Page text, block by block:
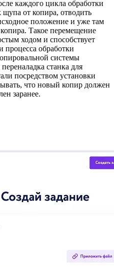
каждого цикла обработки
щупа от копира, отводить
положение и уже там
Такое перемещение
ходом и способствует
обработки
системы
станка для
посредством установки
что новый копир должен
заранее.